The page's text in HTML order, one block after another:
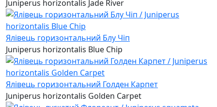
Juniperus horizontalis Jade River
Ялівець горизонтальний Блу Чіп
Juniperus horizontalis Blue Chip
Ялівець горизонтальний Голден Карпет
Juniperus horizontalis Golden Carpet